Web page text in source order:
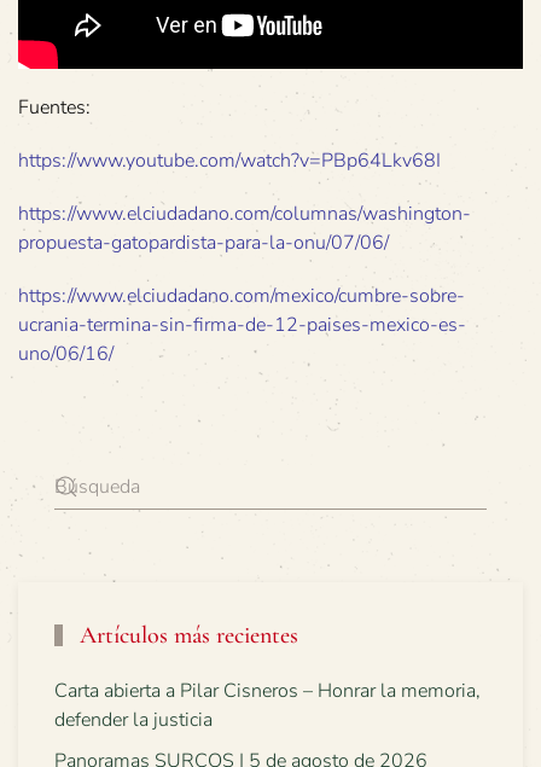
Fuentes:
https://www.youtube.com/watch?v=PBp64Lkv68I
https://www.elciudadano.com/columnas/washington-
propuesta-gatopardista-para-la-onu/07/06/
https://www.elciudadano.com/mexico/cumbre-sobre-
ucrania-termina-sin-firma-de-12-paises-mexico-es-
uno/06/16/
Artículos más recientes
Carta abierta a Pilar Cisneros – Honrar la memoria,
defender la justicia
Panoramas SURCOS | 5 de agosto de 2026